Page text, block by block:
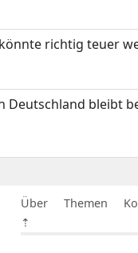
richtig teuer
Deutschland bleibt
Über Themen
⇡